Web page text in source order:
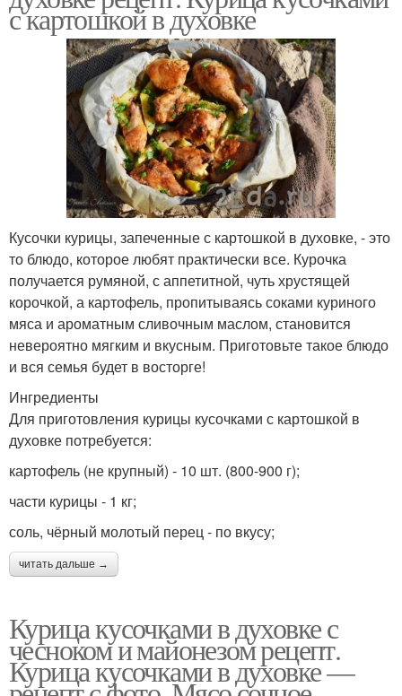
с картошкой в духовке
Кусочки курицы, запеченные с картошкой в духовке, - это
то блюдо, которое любят практически все. Курочка
получается румяной, с аппетитной, чуть хрустящей
корочкой, а картофель, пропитываясь соками куриного
мяса и ароматным сливочным маслом, становится
невероятно мягким и вкусным. Приготовьте такое блюдо
и вся семья будет в восторге!
Ингредиенты
Для приготовления курицы кусочками с картошкой в
духовке потребуется:
картофель (не крупный) - 10 шт. (800-900 г);
части курицы - 1 кг;
соль, чёрный молотый перец - по вкусу;
читать дальше →
Курица кусочками в духовке с
чесноком и майонезом рецепт.
Курица кусочками в духовке —